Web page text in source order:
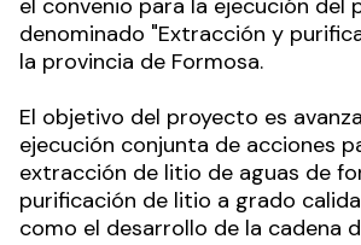
el convenio para la ejecución del
denominado "Extracción y
la provincia de Formosa.
El objetivo del proyecto es
ejecución conjunta de acciones
extracción de litio de aguas de
purificación de litio a grado
como el desarrollo de la cadena